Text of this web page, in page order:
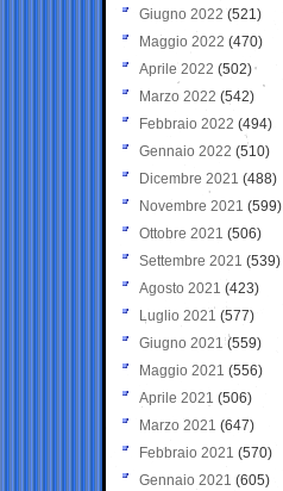
Giugno 2022 (521)
Maggio 2022 (470)
Aprile 2022 (502)
Marzo 2022 (542)
Febbraio 2022 (494)
Gennaio 2022 (510)
Dicembre 2021 (488)
Novembre 2021 (599)
Ottobre 2021 (506)
Settembre 2021 (539)
Agosto 2021 (423)
Luglio 2021 (577)
Giugno 2021(559)
Maggio 2021 (556)
Aprile 2021 (506)
Marzo 2021 (647)
Febbraio 2021 (570)
Gennaio 2021 (605)